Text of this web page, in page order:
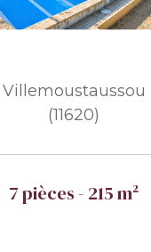
Villemoustaussou
(11620)
7 pièces - 215 m²